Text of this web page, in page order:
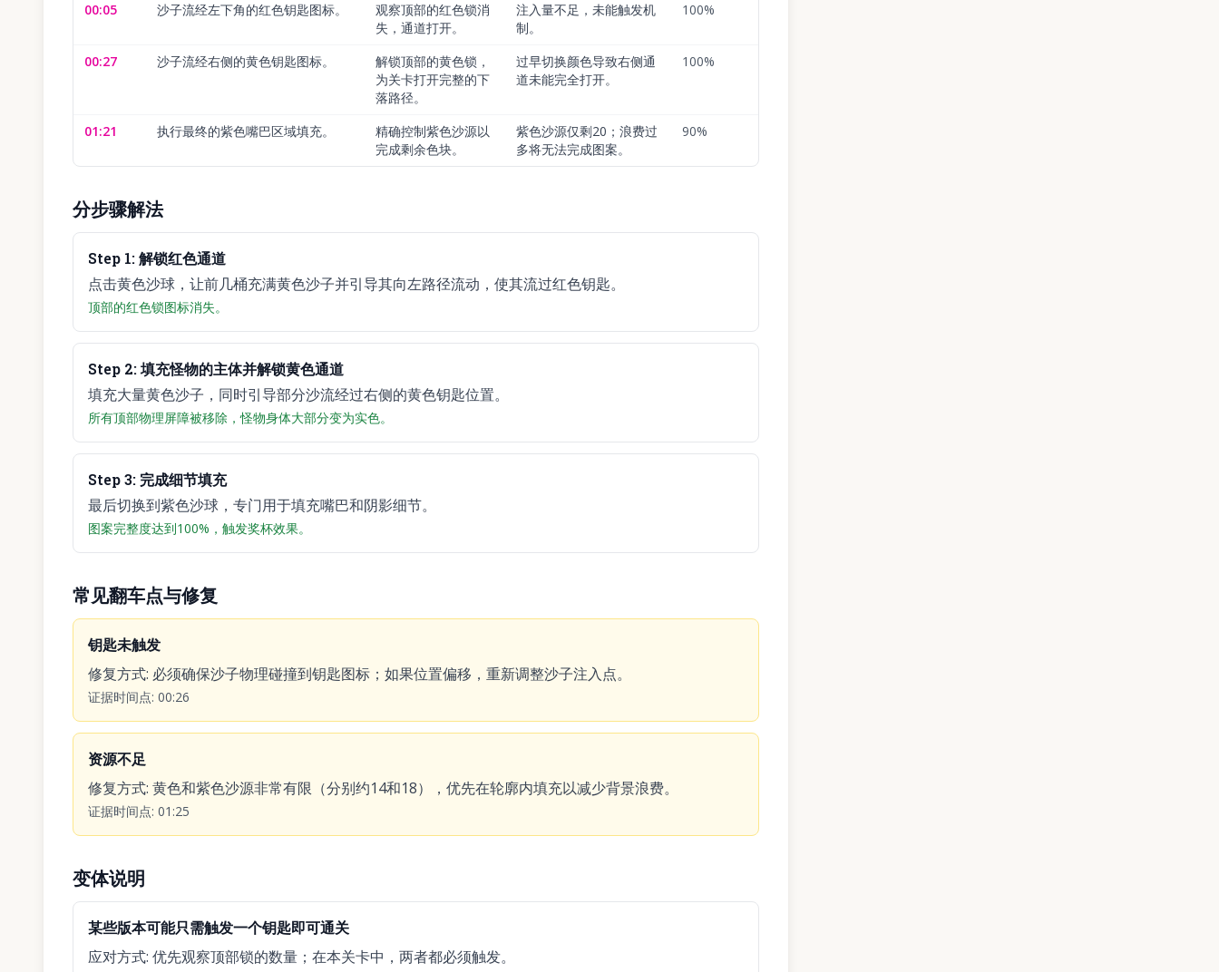
00:05 沙子流经左下角的红色钥匙图标。
观察顶部的红色锁消
失，通道打开。
注入量不足，未能触发机
制。
100%
00:27 沙子流经右侧的黄色钥匙图标。
解锁顶部的黄色锁，
为关卡打开完整的下
落路径。
过早切换颜色导致右侧通
道未能完全打开。
100%
01:21 执行最终的紫色嘴巴区域填充。
精确控制紫色沙源以
完成剩余色块。
紫色沙源仅剩20；浪费过
多将无法完成图案。
90%
分步骤解法
Step 1:解锁红色通道
点击黄色沙球，让前几桶充满黄色沙子并引导其向左路径流动，使其流过红色钥匙。
顶部的红色锁图标消失。
Step 2:填充怪物的主体并解锁黄色通道
填充大量黄色沙子，同时引导部分沙流经过右侧的黄色钥匙位置。
所有顶部物理屏障被移除，怪物身体大部分变为实色。
Step3: 完成细节填充
最后切换到紫色沙球，专门用于填充嘴巴和阴影细节。
图案完整度达到100%，触发奖杯效果。
常见翻车点与修复
钥匙未触发
修复方式: 必须确保沙子物理碰撞到钥匙图标；如果位置偏移，重新调整沙子注入点。
证据时间点: 00:26
资源不足
修复方式: 黄色和紫色沙源非常有限（分别约14和18），优先在轮廓内填充以减少背景浪费。
证据时间点: 01:25
变体说明
某些版本可能只需触发一个钥匙即可通关
应对方式: 优先观察顶部锁的数量；在本关卡中，两者都必须触发。